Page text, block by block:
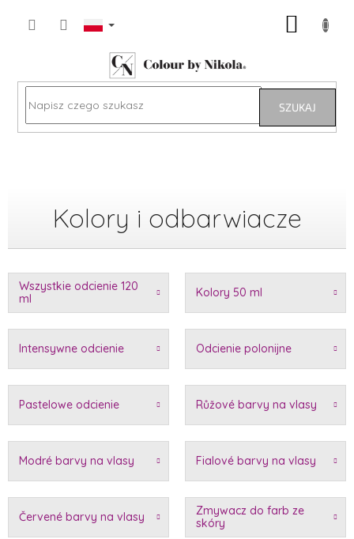
SZUKAJ
Kolory i odbarwiacze
Wszystkie odcienie 120
ml
Kolory 50 ml
Intensywne odcienie Odcienie polonijne
Pastelowe odcienie Růžové barvy na vlasy
Modré barvy na vlasy Fialové barvy na vlasy
Červené barvy na vlasy
Zmywacz do farb ze
skóry